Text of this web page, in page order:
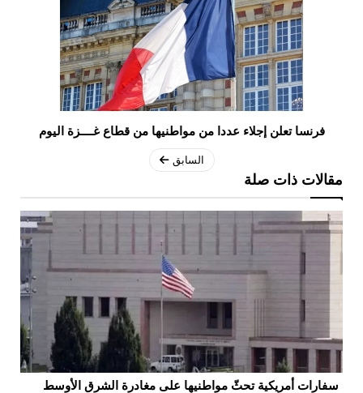
فرنسا تعلن إجلاء عددا من مواطنيها من قطاع غــــزة اليوم
السابق
مقالات ذات صلة
سفارات أمريكية تحثّ مواطنيها على مغادرة الشرق الأوسط